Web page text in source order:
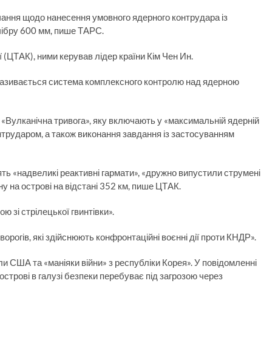
щодо нанесення умовного ядерного контрудара із
600 мм, пише ТАРС.
ними керував лідер країни Кім Чен Ин.
система комплексного контролю над ядерною
тривога», яку включають у «максимальній ядерній
а також виконання завдання із застосуванням
«надвеликі реактивні гармати», «дружно випустили струмені
на острові на відстані 352 км, пише ЦТАК.
зі стрілецької гвинтівки».
які здійснюють конфронтаційні воєнні дії проти КНДР».
США та «маніяки війни» з республіки Корея». У повідомленні
в галузі безпеки перебуває під загрозою через